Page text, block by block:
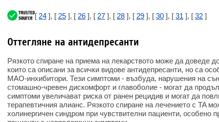
[ 24 ], [ 25 ], [ 26 ], [ 27 ], [ 28 ], [ 29 ], [ 30 ], [ 31 ], [ 32 ]
Оттегляне на антидепресанти
Рязкото спиране на приема на лекарството може да доведе
които са описани за всички видове антидепресанти, но са
MAO-инхибитори. Тези симптоми - възбуда, нарушения на
стомашно-чревен дискомфорт и главоболие - могат да
симптоми увеличават риска от ранен рецидив и могат да
терапевтичния алианс. Рязкото спиране на лечението с TA
холинергичен синдром при чувствителни пациенти, особено